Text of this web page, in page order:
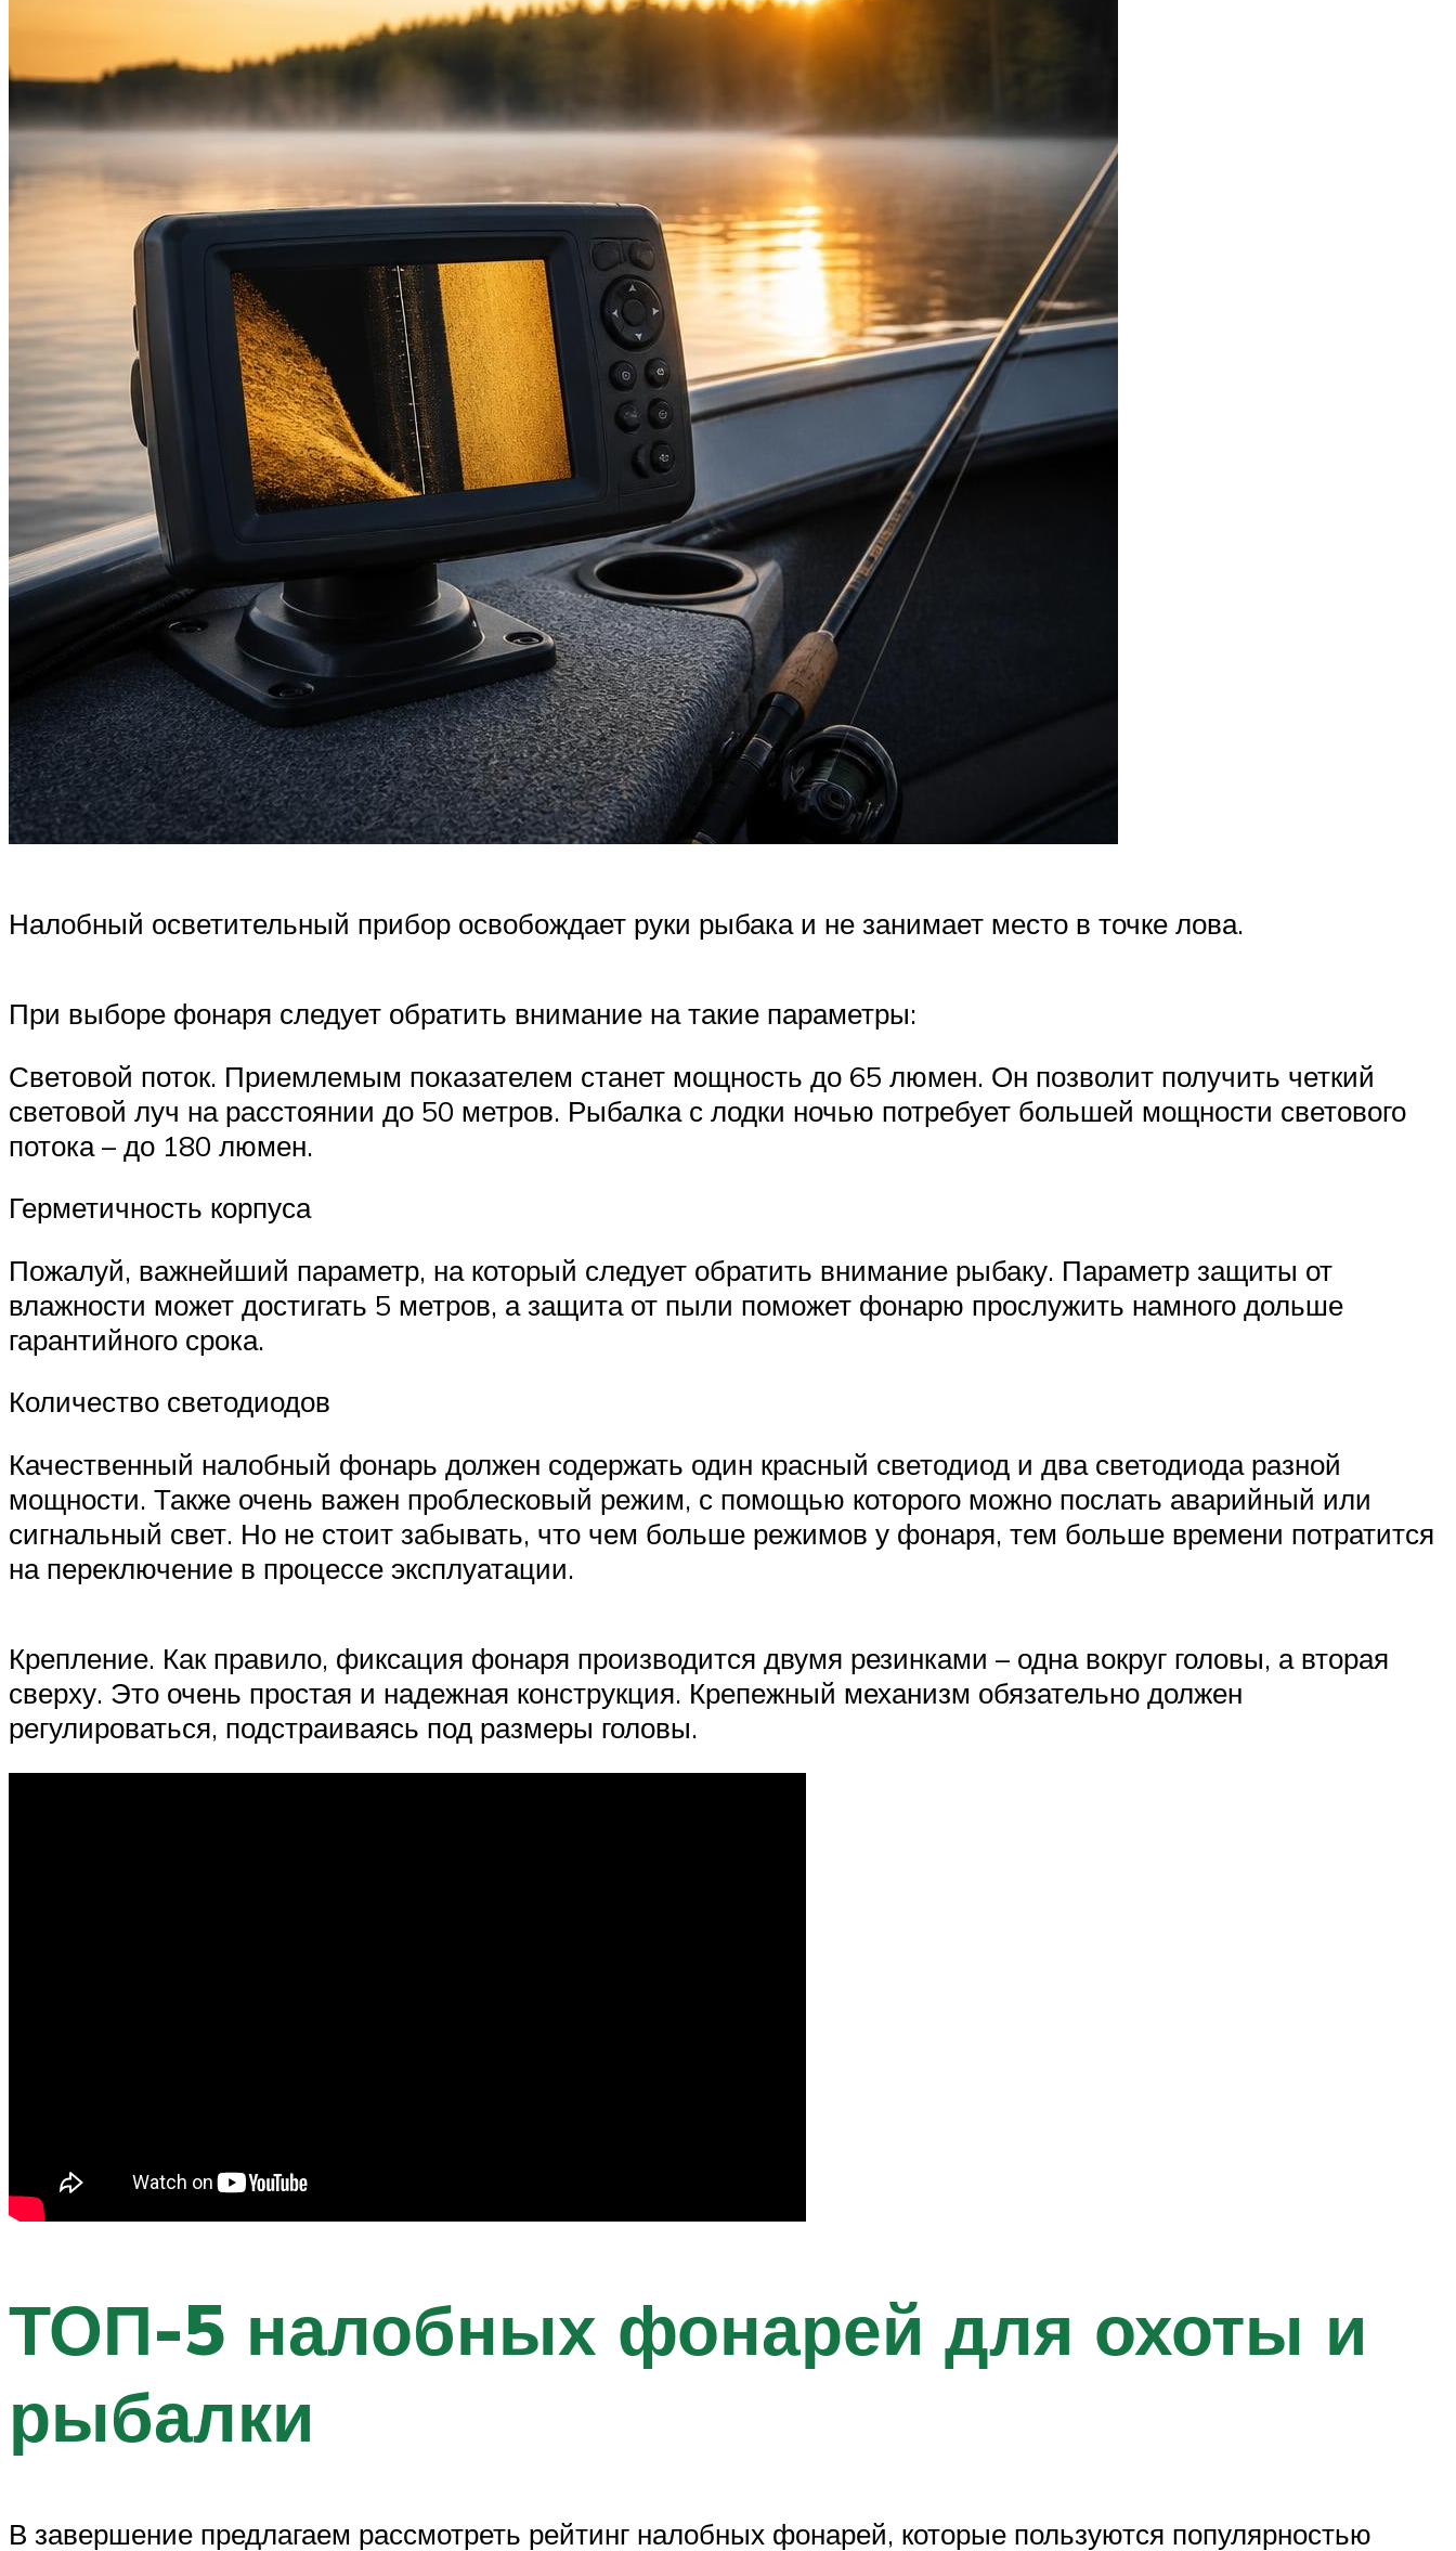
Налобный осветительный прибор освобождает руки рыбака и не занимает место в точке лова.
При выборе фонаря следует обратить внимание на такие параметры:
Световой поток. Приемлемым показателем станет мощность до 65 люмен. Он позволит получить четкий
световой луч на расстоянии до 50 метров. Рыбалка с лодки ночью потребует большей мощности светового
потока – до 180 люмен.
Герметичность корпуса
Пожалуй, важнейший параметр, на который следует обратить внимание рыбаку. Параметр защиты от
влажности может достигать 5 метров, а защита от пыли поможет фонарю прослужить намного дольше
гарантийного срока.
Количество светодиодов
Качественный налобный фонарь должен содержать один красный светодиод и два светодиода разной
мощности. Также очень важен проблесковый режим, с помощью которого можно послать аварийный или
сигнальный свет. Но не стоит забывать, что чем больше режимов у фонаря, тем больше времени потратится
на переключение в процессе эксплуатации.
Крепление. Как правило, фиксация фонаря производится двумя резинками – одна вокруг головы, а вторая
сверху. Это очень простая и надежная конструкция. Крепежный механизм обязательно должен
регулироваться, подстраиваясь под размеры головы.
ТОП-5 налобных фонарей для охоты и
рыбалки
В завершение предлагаем рассмотреть рейтинг налобных фонарей, которые пользуются популярностью